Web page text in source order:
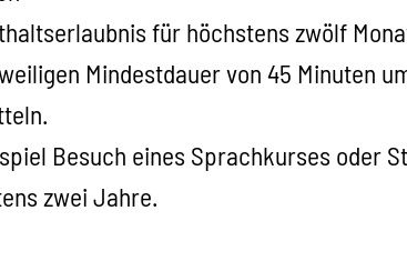
für höchstens zwölf
Mindestdauer von 45 Minuten
Besuch eines Sprachkurses oder
zwei Jahre.